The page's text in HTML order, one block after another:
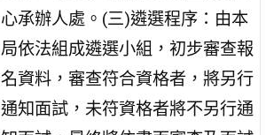
心承辦人處。(三)遴選程序：由本
局依法組成遴選小組，初步審查報
名資料，審查符合資格者，將另行
通知面試，未符資格者將不另行通